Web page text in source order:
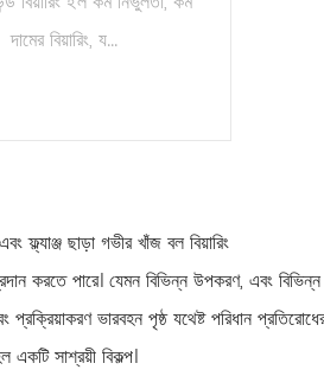
দামের বিয়ারিং, য...
ফ্ল্যাঞ্জ ছাড়া গভীর খাঁজ বল বিয়ারিং
করতে পারে। যেমন বিভিন্ন উপকরণ, এবং
ভারবহন পৃষ্ঠ যথেষ্ট পরিধান
সাশ্রয়ী বিকল্প।